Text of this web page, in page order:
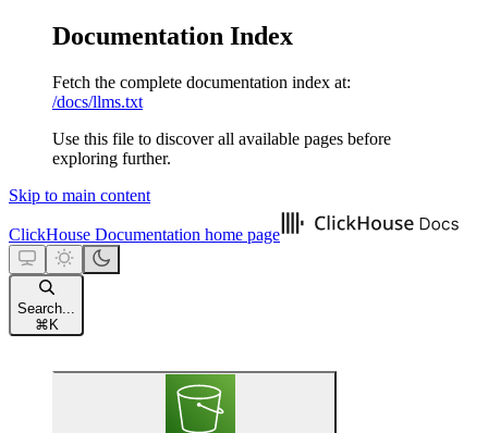
Documentation Index
Fetch the complete documentation index at:
/docs/llms.txt
Use this file to discover all available pages before
exploring further.
Skip to main content
ClickHouse Documentation home page
Search...
⌘ K